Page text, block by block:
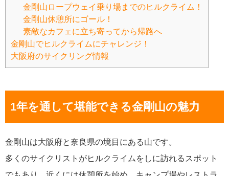
金剛山ロープウェイ乗り場までのヒルクライム！
金剛山休憩所にゴール！
素敵なカフェに立ち寄ってから帰路へ
金剛山でヒルクライムにチャレンジ！
大阪府のサイクリング情報
1年を通して堪能できる金剛山の魅力
金剛山は大阪府と奈良県の境目にある山です。
多くのサイクリストがヒルクライムをしに訪れるスポット